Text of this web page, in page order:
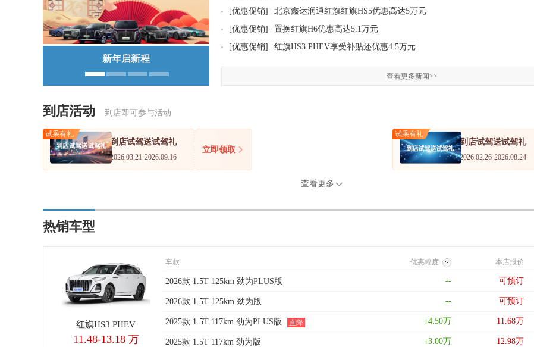
新年启新程
[优惠促销] 北京鑫达润通红旗红旗HS5优惠高达5万元
[优惠促销] 置换红旗H6优惠高达5.1万元
[优惠促销] 红旗HS3 PHEV享受补贴还优惠4.5万元
查看更多新闻>>
到店活动 到店即可参与活动
试乘有礼
到店试驾送试驾礼
2026.03.21-2026.09.16
立即领取
试乘有礼
到店试驾送试驾礼
2026.02.26-2026.08.24
查看更多
热销车型
红旗HS3 PHEV
11.48-13.18 万
车款 优惠幅度 本店报价
2026款 1.5T 125km 劲为PLUS版 -- 可预订
2026款 1.5T 125km 劲为版 -- 可预订
2025款 1.5T 117km 劲为PLUS版 直降 ↓4.50万 11.68万
2025款 1.5T 117km 劲为版 ↓3.00万 12.98万